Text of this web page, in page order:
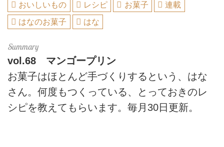
おいしいもの レシピ お菓子
連載
はなのお菓子
はな
vol.68 マンゴープリン
お菓子はほとんど手づくりするという、はな
さん。何度もつくっている、とっておきのレ
シピを教えてもらいます。毎月30日更新。